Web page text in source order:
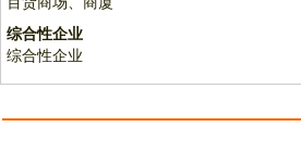
综合性企业
综合性企业